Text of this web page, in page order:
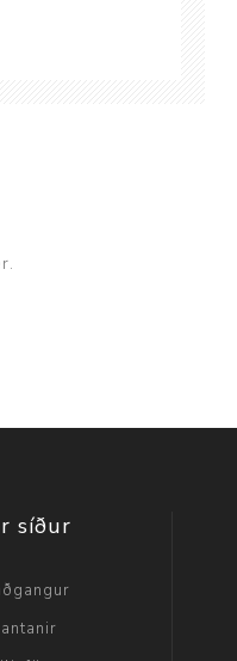
síður